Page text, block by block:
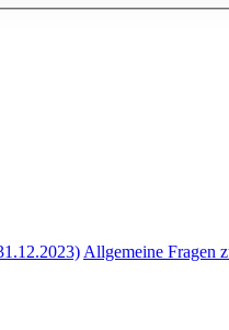
Allgemeine Fragen